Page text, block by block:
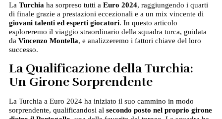
La Turchia ha sorpreso tutti a Euro 2024, raggiungendo i quarti
di finale grazie a prestazioni eccezionali e a un mix vincente di
giovani talenti ed esperti giocatori. In questo articolo
esploreremo il viaggio straordinario della squadra turca, guidata
da Vincenzo Montella, e analizzeremo i fattori chiave del loro
successo.
La Qualificazione della Turchia:
Un Girone Sorprendente
La Turchia a Euro 2024 ha iniziato il suo cammino in modo
sorprendente, qualificandosi al secondo posto nel proprio girone